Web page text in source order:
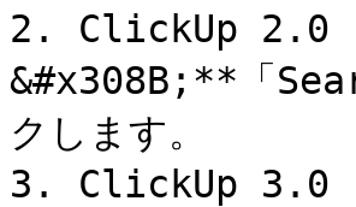
2. ClickUp 2.0 を
&#x308B;**「
クします。
3. ClickUp 3.0